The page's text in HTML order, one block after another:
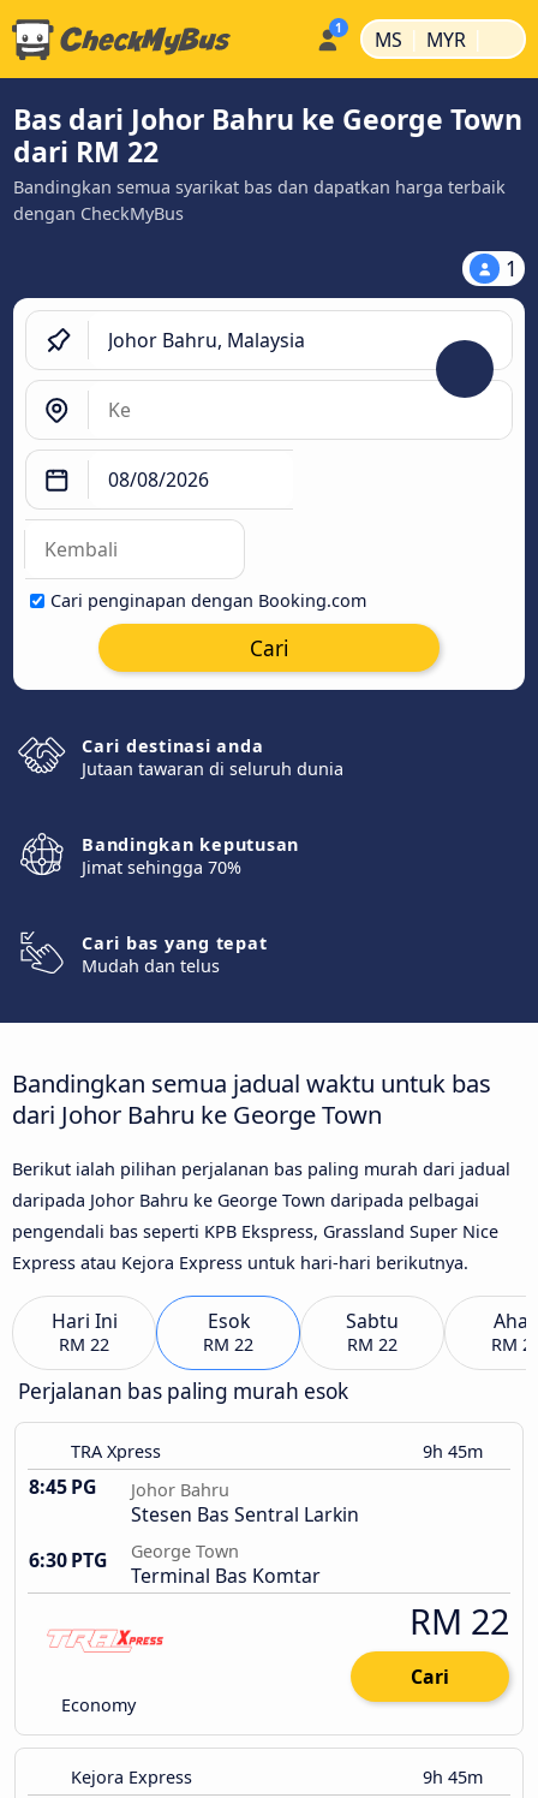
MS | MYR |
Bas dari Johor Bahru ke George Town
dari RM 22
Bandingkan semua syarikat bas dan dapatkan harga terbaik
dengan CheckMyBus
1
Cari penginapan dengan Booking.com
Cari
Cari destinasi anda
Jutaan tawaran di seluruh dunia
Bandingkan keputusan
Jimat sehingga 70%
Cari bas yang tepat
Mudah dan telus
Bandingkan semua jadual waktu untuk bas
dari Johor Bahru ke George Town
Berikut ialah pilihan perjalanan bas paling murah dari jadual
daripada Johor Bahru ke George Town daripada pelbagai
pengendali bas seperti KPB Ekspress, Grassland Super Nice
Express atau Kejora Express untuk hari-hari berikutnya.
Hari Ini
RM 22
Esok
RM 22
Sabtu
RM 22 RM
Perjalanan bas paling murah esok
TRA Xpress 9h 45m
8:45 PG Johor Bahru
Stesen Bas Sentral Larkin
6:30 PTG
George Town
Terminal Bas Komtar
Economy
RM 22
Cari
Kejora Express 9h 45m